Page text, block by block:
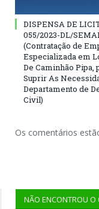
DISPENSA DE
055/2023-DL/
(Contratação de
Especializada em
De Caminhão Pipa,
Suprir As
Departamento de
Civil)
Os comentários
NÃO ENCONTROU O